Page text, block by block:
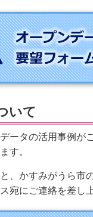
いて
ータの活用事例
す。
かすみがうら市
にご連絡を差し